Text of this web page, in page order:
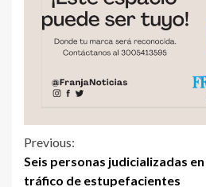
Previous:
Seis personas judicializadas
tráfico de estupefacientes